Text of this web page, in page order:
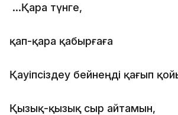
…Қара түнге,
қап-қара қабырғаға
Қауіпсіздеу бейнеңді қағып
Қызық-қызық сыр айтамын,